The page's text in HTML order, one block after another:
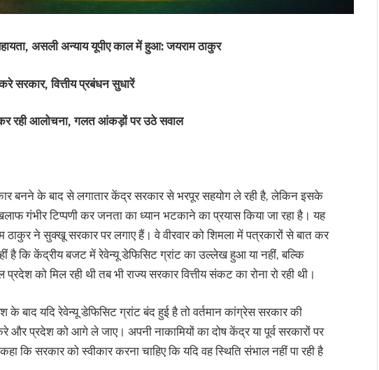
असली अन्याय यूपीए काल में हुआ: जयराम ठाकुर
सरकार, वित्तीय प्रबंधन सुधारें
रही आलोचना, गलत आंकड़ों पर उठे सवाल
बनने के बाद से लगातार केंद्र सरकार से भरपूर सहयोग ले रही है, लेकिन इसके
गंभीर टिप्पणी कर जनता का ध्यान भटकाने का प्रयास किया जा रहा है। यह
ठाकुर ने सुक्खू सरकार पर लगाए हैं। वे वीरवार को शिमला में पत्रकारों से बात कर
है कि केंद्रीय बजट में रेवेन्यू डेफिसिट ग्रांट का उल्लेख हुआ या नहीं, बल्कि
को मिल रही थी तब भी राज्य सरकार वित्तीय संकट का रोना रो रही थी।
के बाद यदि रेवेन्यू डेफिसिट ग्रांट बंद हुई है तो वर्तमान कांग्रेस सरकार की
करे और प्रदेश को आगे ले जाए। अपनी नाकामियों का दोष केंद्र या पूर्व सरकारों पर
कि सरकार को स्वीकार करना चाहिए कि यदि वह स्थिति संभाल नहीं पा रही है